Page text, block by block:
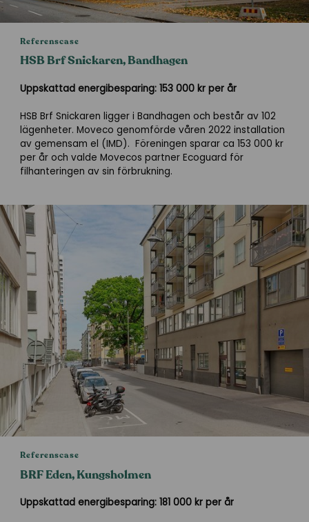
Referenscase
HSB Brf Snickaren, Bandhagen
Uppskattad energibesparing: 153 000 kr per år
HSB Brf Snickaren ligger i Bandhagen och består av 102
lägenheter. Moveco genomförde våren 2022 installation
av gemensam el (IMD). Föreningen sparar ca 153 000 kr
per år och valde Movecos partner Ecoguard för
filhanteringen av sin förbrukning.
Referenscase
BRF Eden, Kungsholmen
Uppskattad energibesparing: 181 000 kr per år